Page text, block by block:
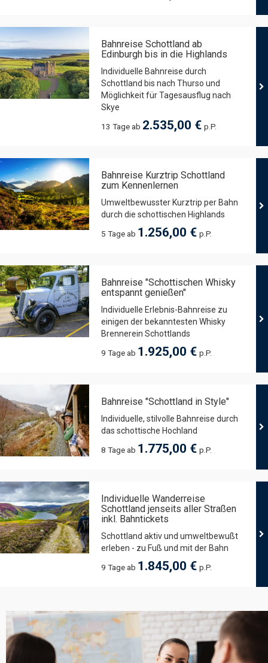
Bahnreise Schottland ab
Edinburgh bis in die Highlands
Individuelle Bahnreise durch
Schottland bis nach Thurso und
Möglichkeit für Tagesausflug nach
Skye
13 Tage ab 2.535,00 € p.P.
Bahnreise Kurztrip Schottland
zum Kennenlernen
Umweltbewusster Kurztrip per Bahn
durch die schottischen Highlands
5 Tage ab 1.256,00 € p.P.
Bahnreise "Schottischen Whisky
entspannt genießen"
Individuelle Erlebnis-Bahnreise zu
einigen der bekanntesten Whisky
Brennerein Schottlands
9 Tage ab 1.925,00 € p.P.
Bahnreise "Schottland in Style"
Individuelle, stilvolle Bahnreise durch
das schottische Hochland
8 Tage ab 1.775,00 € p.P.
Individuelle Wanderreise
Schottland jenseits aller Straßen
inkl. Bahntickets
Schottland aktiv und umweltbewußt
erleben - zu Fuß und mit der Bahn
9 Tage ab 1.845,00 € p.P.